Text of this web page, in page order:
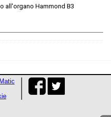
all'organo Hammond B3